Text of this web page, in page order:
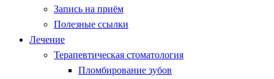
Запись на приём
Полезные ссылки
Лечение
Терапевтическая стоматология
Пломбирование зубов